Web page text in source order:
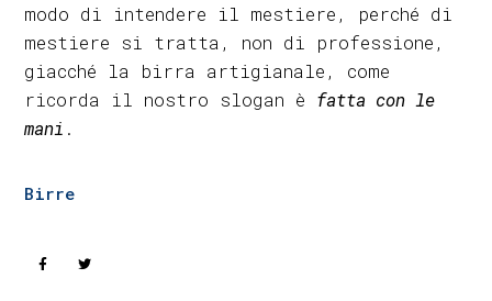
modo di intendere il mestiere, perché di
mestiere si tratta, non di professione,
giacché la birra artigianale, come
ricorda il nostro slogan è fatta con le
mani .
Birre